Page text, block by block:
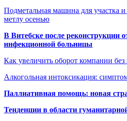
Подметальная машина для участка и
метлу осенью
В Витебске после реконструкции
инфекционной больницы
Как увеличить оборот компании
Алкогольная интоксикация:
Паллиативная помощь: новая
Тенденции в области